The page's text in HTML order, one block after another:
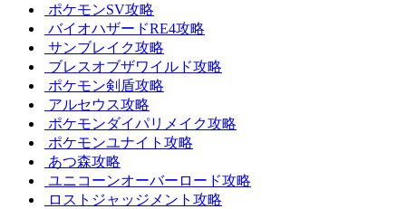
ポケモンSV攻略
バイオハザードRE4攻略
サンブレイク攻略
ブレスオブザワイルド攻略
ポケモン剣盾攻略
アルセウス攻略
ポケモンダイパリメイク攻略
ポケモンユナイト攻略
あつ森攻略
ユニコーンオーバーロード攻略
ロストジャッジメント攻略